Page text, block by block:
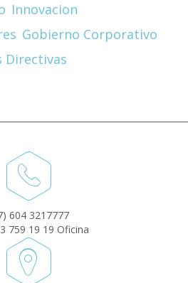
Innovacion
Gobierno Corporativo
Directivas
604 3217777
759 19 19 Oficina